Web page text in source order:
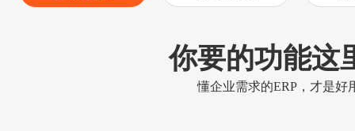
你要的功能这
懂企业需求的ERP，才是好